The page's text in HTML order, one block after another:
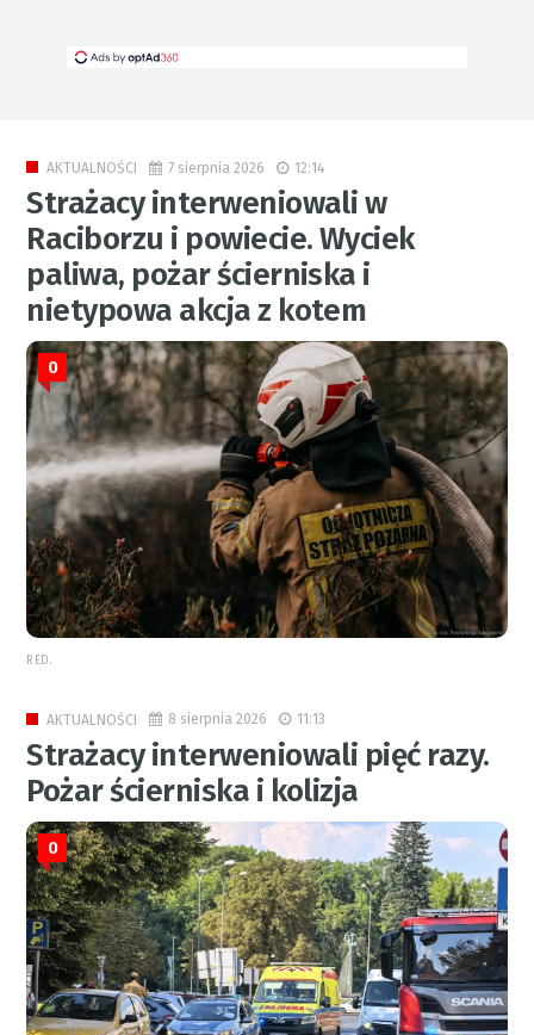
AKTUALNOŚCI 7 sierpnia 2026 12:14
Strażacy interweniowali w
Raciborzu i powiecie. Wyciek
paliwa, pożar ścierniska i
nietypowa akcja z kotem
0
RED.
AKTUALNOŚCI 8 sierpnia 2026 11:13
Strażacy interweniowali pięć razy.
Pożar ścierniska i kolizja
0